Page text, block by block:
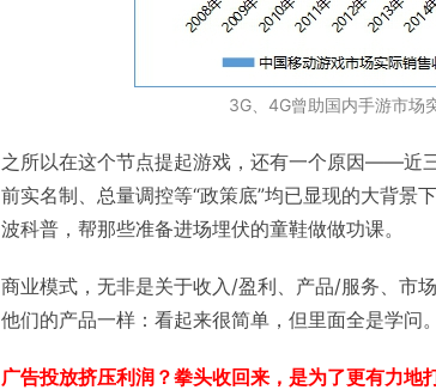
3G、4G曾助国内手游市场
之所以在这个节点提起游戏，还有一个原因——近
前实名制、总量调控等“政策底”均已显现的大背景
波科普，帮那些准备进场埋伏的童鞋做做功课。
商业模式，无非是关于收入/盈利、产品/服务、市
他们的产品一样：看起来很简单，但里面全是学问。
广告投放挤压利润？拳头收回来，是为了更有力地